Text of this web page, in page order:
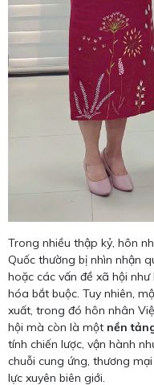
Trong nhiều thập kỷ, hôn
Quốc thường bị nhìn nhận
hoặc các vấn đề xã hội
hóa bắt buộc. Tuy nhiên,
xuất, trong đó hôn nhân
hội mà còn là một nền
tính chiến lược, vận hành
chuỗi cung ứng, thương
lực xuyên biên giới.